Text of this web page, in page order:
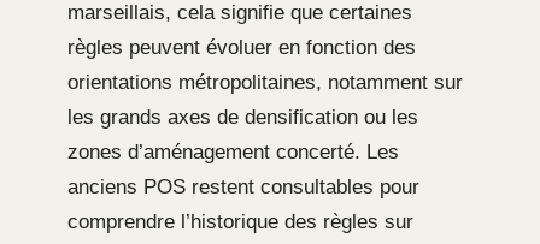
marseillais, cela signifie que certaines
règles peuvent évoluer en fonction des
orientations métropolitaines, notamment sur
les grands axes de densification ou les
zones d’aménagement concerté. Les
anciens POS restent consultables pour
comprendre l’historique des règles sur